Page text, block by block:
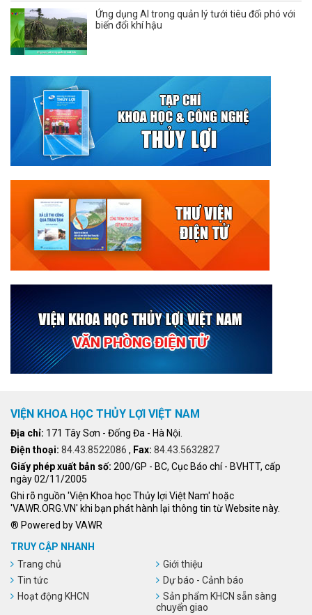
Ứng dụng AI trong quản lý tưới tiêu đối phó với
biến đổi khí hậu
VIỆN KHOA HỌC THỦY LỢI VIỆT NAM
Địa chỉ: 171 Tây Sơn - Đống Đa - Hà Nội.
Điện thoại: 84.43.8522086 , Fax: 84.43.5632827
Giấy phép xuất bản số: 200/GP - BC, Cục Báo chí - BVHTT, cấp
ngày 02/11/2005
Ghi rõ nguồn 'Viện Khoa học Thủy lợi Việt Nam' hoặc
'VAWR.ORG.VN' khi bạn phát hành lại thông tin từ Website này.
® Powered by VAWR
TRUY CẬP NHANH
Trang chủ
Giới thiệu
Tin tức
Dự báo - Cảnh báo
Hoạt động KHCN
Sản phẩm KHCN sẵn sàng
chuyển giao